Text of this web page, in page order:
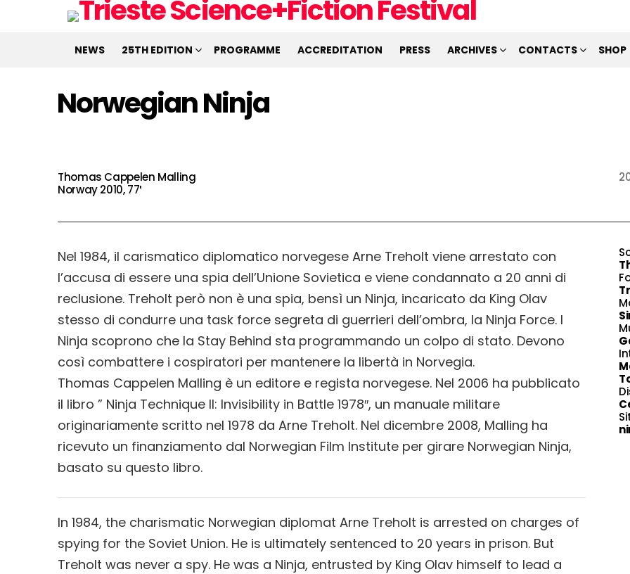
NEWS 25TH EDITION PROGRAMME ACCREDITATION PRESS ARCHIVES CONTACTS SHOP
Norwegian Ninja
Thomas Cappelen Malling
Norway 2010, 77′
Nel 1984, il carismatico diplomatico norvegese Arne Treholt viene arrestato con
l’accusa di essere una spia dell’Unione Sovietica e viene condannato a 20 anni di
reclusione. Treholt però non è una spia, bensì un Ninja, incaricato da King Olav
stesso di condurre una task force segreta di guerrieri dell’ombra, la Ninja Force. I
Ninja scoprono che la Stay Behind sta programmando un colpo di stato. Devono
così combattere i cospiratori per mantenere la libertà in Norvegia.
Thomas Cappelen Malling è un editore e regista norvegese. Nel 2006 ha pubblicato
il libro ” Ninja Technique II: Invisibility in Battle 1978″, un manuale militare
originariamente scritto nel 1978 da Arne Treholt. Nel dicembre 2008, Malling ha
ricevuto un finanziamento dal Norwegian Film Institute per girare Norwegian Ninja,
basato su questo libro.
In 1984, the charismatic Norwegian diplomat Arne Treholt is arrested on charges of
spying for the Soviet Union. He is ultimately sentenced to 20 years in prison. But
Treholt was never a spy. He was a Ninja, entrusted by King Olav himself to lead a